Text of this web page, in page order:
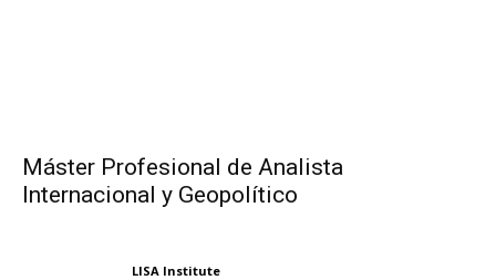
Máster Profesional de Analista
Internacional y Geopolítico
LISA Institute